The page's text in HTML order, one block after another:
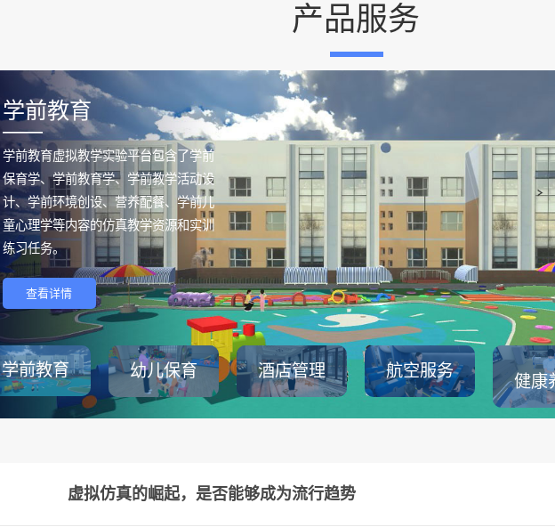
产品服务
学前教育
——
学前教育虚拟教学实验平台包含了学前
保育学、学前教育学、学前教学活动设
计、学前环境创设、营养配餐、学前儿
童心理学等内容的仿真教学资源和实训
练习任务。
查看详情
学前教育 幼儿保育 酒店管理 航空服务
健康
虚拟仿真的崛起，是否能够成为流行趋势